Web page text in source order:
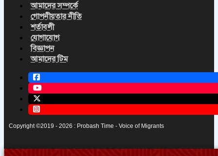
আমাদের সম্পর্কে
গোপনীয়তার নীতি
শর্তাবলী
যোগাযোগ
বিজ্ঞাপন
আমাদের টিম
Copyright ©2019 - 2026 : Probash Time - Voice of Migrants